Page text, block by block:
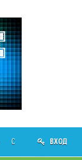
ОПЛАТА И ДОСТАВКА
ВХОД